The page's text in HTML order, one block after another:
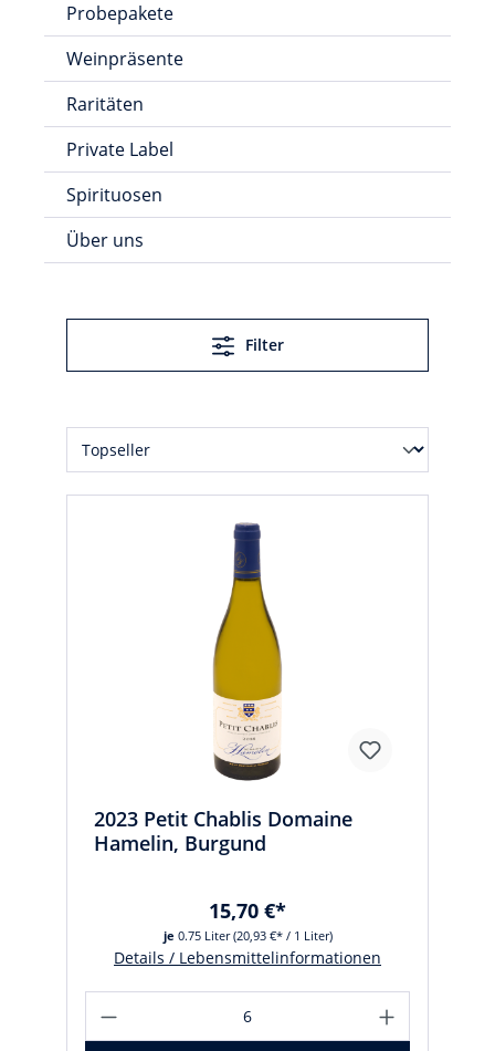
Probepakete
Weinpräsente
Raritäten
Private Label
Spirituosen
Über uns
Filter
2023 Petit Chablis Domaine
Hamelin, Burgund
je 0.75 Liter(20,93 €* / 1 Liter)
15,70 €*
Details / Lebensmittelinformationen